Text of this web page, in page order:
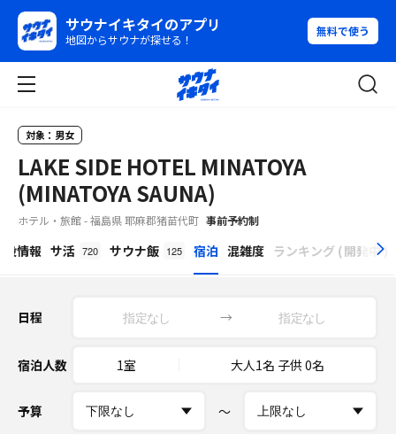
サウナイキタイのアプリ
地図からサウナが探せる！
無料で使う
対象：男女
LAKE SIDE HOTEL MINATOYA
(MINATOYA SAUNA)
ホテル・旅館 - 福島県 耶麻郡猪苗代町 事前予約制
設情報 サ活 720 サウナ飯 125 宿泊 混雑度 ランキング (開発中)
日程 →
宿泊人数 1室 大人1名 子供 0名
予算 〜